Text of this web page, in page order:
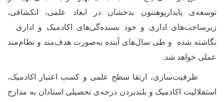
توسعه‌ی پایدار پوهنتون بدخشان در ابعاد علمی، انکشافی،
زیرساخت‌های اداری و خود بسنده‌گی‌های اکادمیک و اداری
نگاشته شده و طی سال‌های آینده به‌صورت هدف‌مند و نظام‌مند
عملی خواهد شد.
ظرفیت‌سازی، ارتقا سطح علمی و کسب اعتبار اکادمیک‌،
استقلالیت اکادمیک و بلندبردن درجه‌ی تحصیلی استادان به مدارج